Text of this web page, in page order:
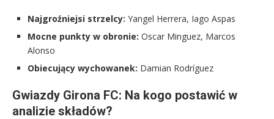
Najgroźniejsi strzelcy: Yangel Herrera, Iago Aspas
Mocne punkty w obronie: Oscar Minguez, Marcos
Alonso
Obiecujący wychowanek: Damian Rodríguez
Gwiazdy Girona FC: Na kogo postawić w
analizie składów?